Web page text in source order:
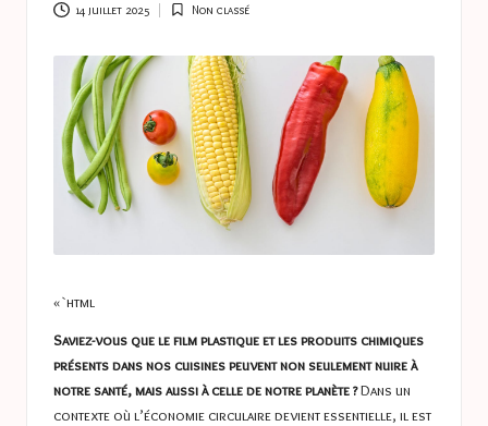
c
e
s
14 juillet 2025
Posted
Non classé
« `html
Saviez-vous que le film plastique et les produits chimiques
présents dans nos cuisines peuvent non seulement nuire à
notre santé, mais aussi à celle de notre planète ?Dans un
contexte où l’économie circulaire devient essentielle, il est